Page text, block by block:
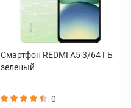
Смартфон REDMI A5 3/64 ГБ
зеленый
0